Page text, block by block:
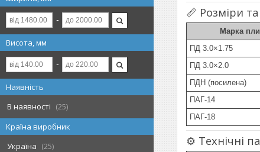
Висота, мм
Наявність
В наявності
25
Країна виробник
Україна
25
📏 Розміри
Марка
ПД 3.0×1.75
ПД 3.0×2.0
ПДН (посилена)
ПАГ-14
ПАГ-18
⚙️ Технічні